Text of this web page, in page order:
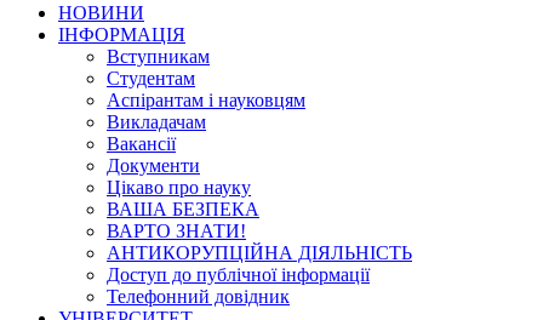
НОВИНИ
ІНФОРМАЦІЯ
Вступникам
Студентам
Аспірантам і науковцям
Викладачам
Вакансії
Документи
Цікаво про науку
ВАША БЕЗПЕКА
ВАРТО ЗНАТИ!
АНТИКОРУПЦІЙНА ДІЯЛЬНІСТЬ
Доступ до публічної інформації
Телефонний довідник